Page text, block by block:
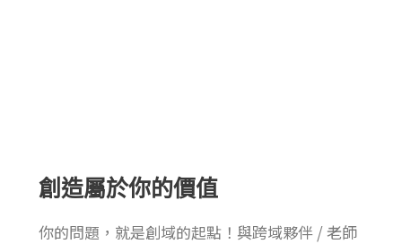
創造屬於你的價值
你的問題，就是創域的起點！與跨域夥伴 / 老師